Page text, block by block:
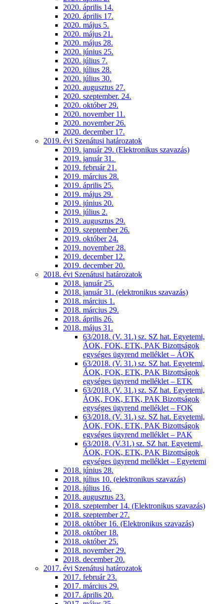
2020. április 14.
2020. április 17.
2020. május 5.
2020. május 21.
2020. május 28.
2020. június 25.
2020. július 7.
2020. július 28.
2020. július 30.
2020. augusztus 27.
2020. szeptember. 24.
2020. október 29.
2020. november 11.
2020. november 26.
2020. december 17.
2019. évi Szenátusi határozatok
2019. január 29. (Elektronikus szavazás)
2019. január 31.
2019. február 21.
2019. március 28.
2019. április 25.
2019. május 29.
2019. június 20.
2019. július 2.
2019. augusztus 29.
2019. szeptember 26.
2019. október 24.
2019. november 28.
2019. december 12.
2019. december 20.
2018. évi Szenátusi határozatok
2018. január 25.
2018. január 31. (elektronikus szavazás)
2018. március 1.
2018. március 29.
2018. április 26.
2018. május 31.
63/2018. (V. 31.) sz. SZ hat. Egyetemi,
ÁOK, FOK, ETK, PAK Bizottságok
egységes ügyrend melléklet – ÁOK
63/2018. (V. 31.) sz. SZ hat. Egyetemi,
ÁOK, FOK, ETK, PAK Bizottságok
egységes ügyrend melléklet – ETK
63/2018. (V. 31.) sz. SZ hat. Egyetemi,
ÁOK, FOK, ETK, PAK Bizottságok
egységes ügyrend melléklet – FOK
63/2018. (V. 31.) sz. SZ hat. Egyetemi,
ÁOK, FOK, ETK, PAK Bizottságok
egységes ügyrend melléklet – PAK
63/2018. (V.31.) sz. SZ hat. Egyetemi,
ÁOK, FOK, ETK, PAK Bizottságok
egységes ügyrend melléklet – Egyetemi
2018. június 28.
2018. július 10. (elektronikus szavazás)
2018. július 16.
2018. augusztus 23.
2018. szeptember 14. (Elektronikus szavazás)
2018. szeptember 27.
2018. október 16. (Elektronikus szavazás)
2018. október 18.
2018. október 25.
2018. november 29.
2018. december 20.
2017. évi Szenátusi határozatok
2017. február 23.
2017. március 29.
2017. április 20.